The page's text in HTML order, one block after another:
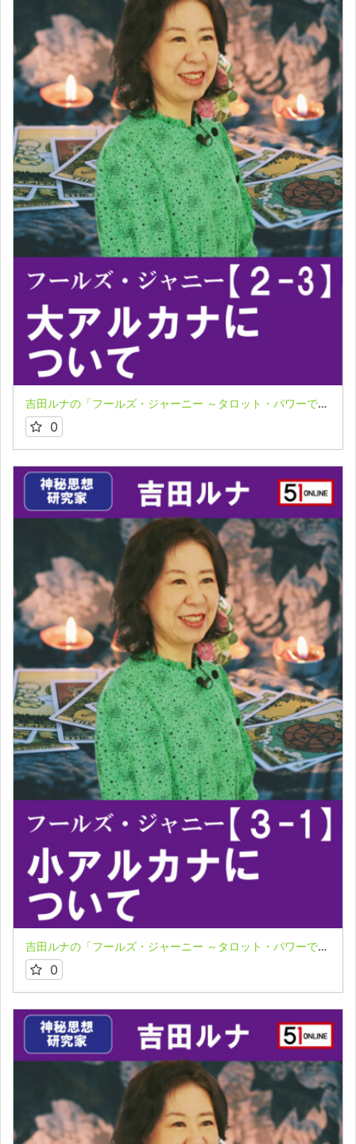
吉田ルナの「フールズ・ジャーニー ～タロット・パワーで飛翔する魂～」２－３
0
吉田ルナの「フールズ・ジャーニー ～タロット・パワーで飛翔する魂～」３－１
0